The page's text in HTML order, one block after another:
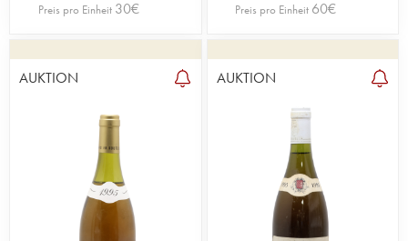
Preis pro Einheit 30€ Preis pro Einheit 60€
AUKTION AUKTION